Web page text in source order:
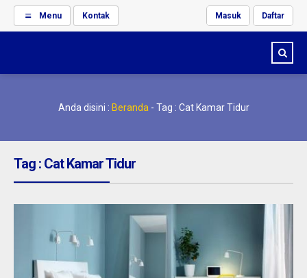
Menu Kontak Masuk Daftar
Anda disini : Beranda - Tag : Cat Kamar Tidur
Tag : Cat Kamar Tidur